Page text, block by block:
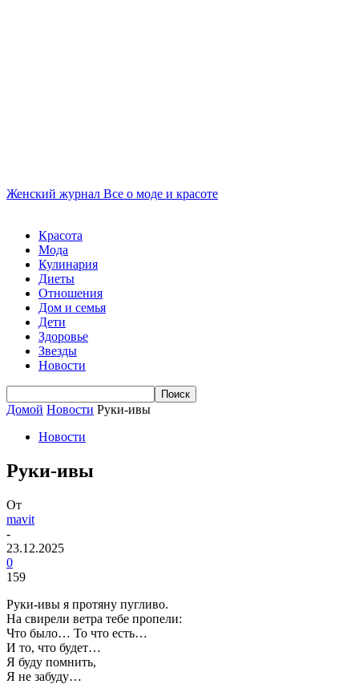
Женский журнал Все о моде и красоте
Красота
Мода
Кулинария
Диеты
Отношения
Дом и семья
Дети
Здоровье
Звезды
Новости
Домой Новости Руки-ивы
Новости
Руки-ивы
От
mavit
-
23.12.2025
0
159
Руки-ивы я протяну пугливо.
На свирели ветра тебе пропели:
Что было… То что есть…
И то, что будет…
Я буду помнить,
Я не забуду…